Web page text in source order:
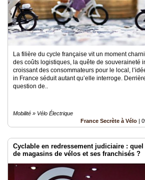
La filière du cycle française vit un moment
des coûts logistiques, la quête de souveraineté
croissant des consommateurs pour le local,
in France séduit autant qu’elle interroge.
question de..
Mobilité » Vélo Électrique
France Secrète à Vélo |
Cyclable en redressement judiciaire :
de magasins de vélos et ses franchisés ?